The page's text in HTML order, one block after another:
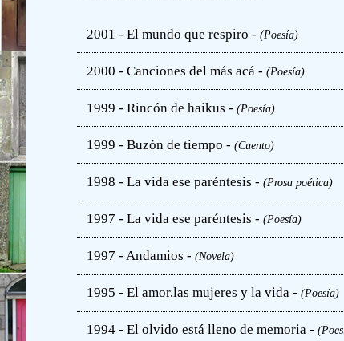
2001 - El mundo que respiro - (Poesía)
2000 - Canciones del más acá - (Poesía)
1999 - Rincón de haikus - (Poesía)
1999 - Buzón de tiempo - (Cuento)
1998 - La vida ese paréntesis - (Prosa poética)
1997 - La vida ese paréntesis - (Poesía)
1997 - Andamios - (Novela)
1995 - El amor,las mujeres y la vida - (Poesía)
1994 - El olvido está lleno de memoria -